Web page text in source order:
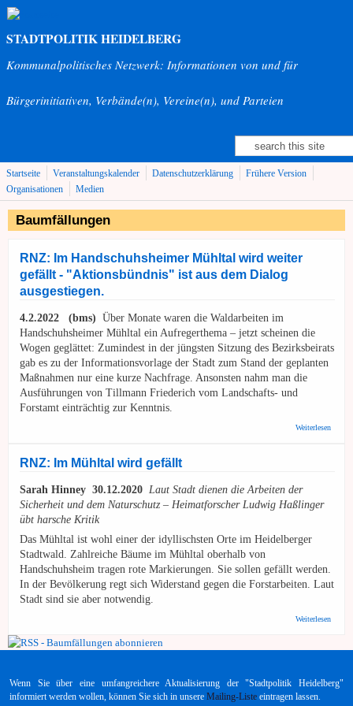
Direkt zum Inhalt
STADTPOLITIK HEIDELBERG
Kommunalpolitisches Netzwerk: Informationen von und für
Bürgerinitiativen, Verbände(n), Vereine(n), und Parteien
Suchformular
Suche
Startseite Veranstaltungskalender Datenschutzerklärung
Frühere Version
Organisationen
Medien
Baumfällungen
RNZ: Im Handschuhsheimer Mühltal wird weiter
gefällt - "Aktionsbündnis" ist aus dem Dialog
ausgestiegen.
4.2.2022 (bms) Über Monate waren die Waldarbeiten im
Handschuhsheimer Mühltal ein Aufregerthema – jetzt scheinen die
Wogen geglättet: Zumindest in der jüngsten Sitzung des Bezirksbeirats
gab es zu der Informationsvorlage der Stadt zum Stand der geplanten
Maßnahmen nur eine kurze Nachfrage. Ansonsten nahm man die
Ausführungen von Tillmann Friederich vom Landschafts- und
Forstamt einträchtig zur Kenntnis.
Weiterlesen
RNZ: Im Mühltal wird gefällt
Sarah Hinney 30.12.2020 Laut Stadt dienen die Arbeiten der
Sicherheit und dem Naturschutz – Heimatforscher Ludwig Haßlinger
übt harsche Kritik
Das Mühltal ist wohl einer der idyllischsten Orte im Heidelberger
Stadtwald. Zahlreiche Bäume im Mühltal oberhalb von
Handschuhsheim tragen rote Markierungen. Sie sollen gefällt werden.
In der Bevölkerung regt sich Widerstand gegen die Forstarbeiten. Laut
Stadt sind sie aber notwendig.
Weiterlesen
Wenn Sie über eine umfangreichere Aktualisierung der "Stadtpolitik Heidelberg"
informiert werden wollen, können Sie sich in unsere Mailing-Liste eintragen lassen.